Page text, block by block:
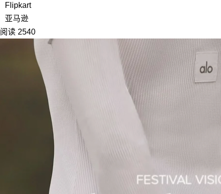
Flipkart
亚马逊
阅读 2540